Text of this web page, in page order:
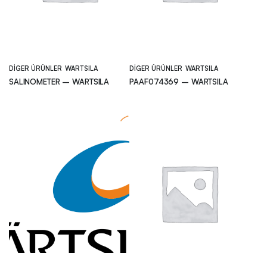
DIGER ÜRÜNLER WARTSILA
SALINOMETER – WARTSILA
DIGER ÜRÜNLER WARTSILA
PAAF074369 – WARTSILA